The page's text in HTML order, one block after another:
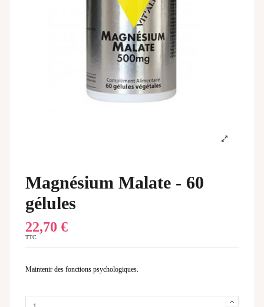
Magnésium Malate - 60
gélules
22,70 €
TTC
Maintenir des fonctions psychologiques.